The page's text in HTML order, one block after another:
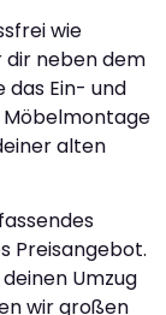
wie
dir neben dem
das Ein- und
Möbelmontage
alten
Preisangebot.
Umzug
wir großen